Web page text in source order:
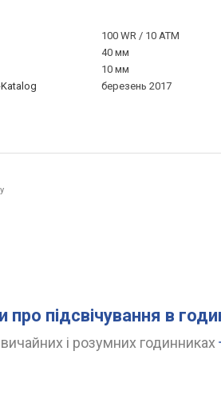
100 WR / 10 ATM
40 мм
10 мм
березень 2017
підсвічування в
і розумних годинниках